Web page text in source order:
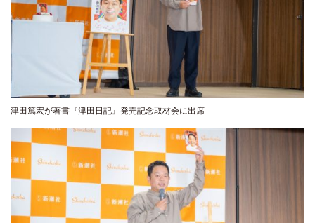
津田篤宏が著書『津田日記』発売記念取材会に出席